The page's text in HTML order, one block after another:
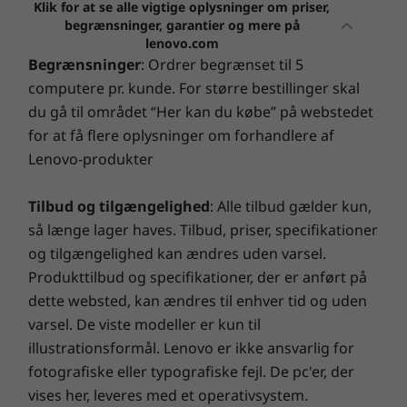
16"-skærm med en fordybende videooplevelse.
Nyd rige mættede farver med masser af
kontrast og en bred betragtningsvinkel. Den
ekstra vertikalitet giver dig mere plads til at
håndtere dokumenter og præsentationer, og
luminansen udsender tilstrækkelig lysstyrke til
næsten alle visningsmiljøer. Et TÜV Low Blue
Light-certificeret display holder dine øjne fri for
arbejdssession. Dolby®lyd fra to brugervendte
højttalere betyder, at IdeaPad Slim 3i lyder lige
så godt, som den ser ud.
Hovedtelefon-/mikrofonkombinationsstik
USB-portenes overførselshastighed er omtrentlig og afhænger af mange faktorer,
systemkonfiguration og driftsmiljøer. De faktiske hastigheder kan variere og kan være
mindre end forventet.
Trådløs tilslutning
Op til Wi-Fi 6
DESIGN
Mål (H x B x D)
Fra 17,9 mm x 359,2 mm x 257 mm
Vægt
Vejer fra 1,74 kg
også få nem og bekvem on-site service næste
arbejdsdag efter en fjerndiagnose. Med Premium Care
når din supportoplevelse nye højder!
Få pc-ydeevne og sikkerhed i topklasse
Drag ud på en smart rejse med
du er i verden. Find, lås, beskyt og gendan din stjålne
pc på din kommando. Kombiner det medLenovo
Smart Performance, og glæd dig til en spændende
stigning i din daglige pc-ydeevne. Få en gnidningsløs
onlineoplevelse, og styrk dine forsvar. Dette er
fremtiden inden for pc-performance og sikkerhed til
din nye Lenovo-enhed.
Opgrader garantien til din bærbare
Klik for at se alle vigtige oplysninger om priser,
begrænsninger, garantier og mere på
lenovo.com
Begrænsninger: Ordrer begrænset til 5
computere pr. kunde. For større bestillinger skal
du gå til området “Her kan du købe” på webstedet
for at få flere oplysninger om forhandlere af
Lenovo-produkter
Tilbud og tilgængelighed: Alle tilbud gælder kun,
så længe lager haves. Tilbud, priser, specifikationer
og tilgængelighed kan ændres uden varsel.
Produkttilbud og specifikationer, der er anført på
dette websted, kan ændres til enhver tid og uden
varsel. De viste modeller er kun til
illustrationsformål. Lenovo er ikke ansvarlig for
fotografiske eller typografiske fejl. De pc'er, der
vises her, leveres med et operativsystem.